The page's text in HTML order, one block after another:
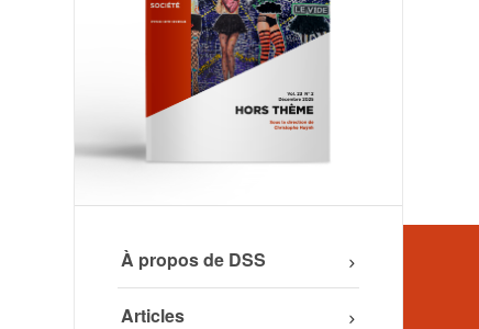
À propos de DSS
Articles